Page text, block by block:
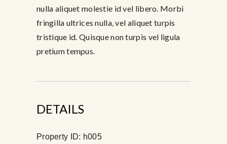
nulla aliquet molestie id vel libero. Morbi
fringilla ultrices nulla, vel aliquet turpis
tristique id. Quisque non turpis vel ligula
pretium tempus.
DETAILS
Property ID: h005